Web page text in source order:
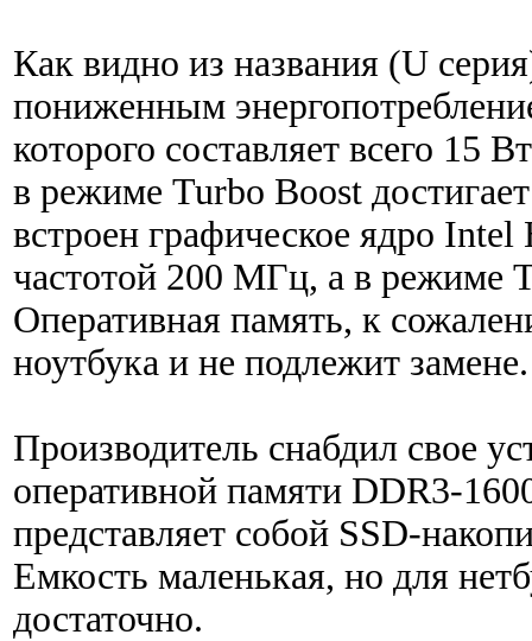
Как видно из названия (U
пониженным
которого составляет всего 15
в режиме Turbo Boost
встроен графическое ядро
частотой 200 МГц, а в режиме
Оперативная память, к
ноутбука и не подлежит замене.
Производитель снабдил свое
оперативной памяти DDR3-
представляет собой SSD-
Емкость маленькая, но для
достаточно.